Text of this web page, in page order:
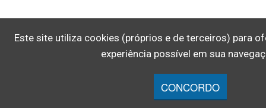
Este site utiliza cookies (próprios e de terceiros) para
experiência possível em sua
CONCORDO